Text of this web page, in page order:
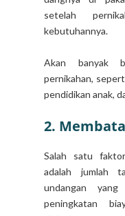
setelah
kebutuhannya.
Akan banyak
pernikahan,
pendidikan anak,
2.
Salah satu
adalah jumlah
undangan
peningkatan